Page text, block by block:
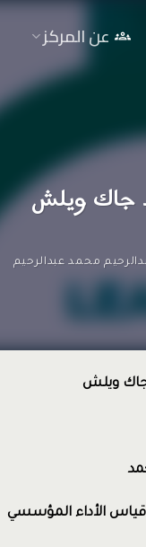
عن المركز
جاك ويلش
محمد عبدالرحيم
جاك ويلش
الأداء المؤسسي